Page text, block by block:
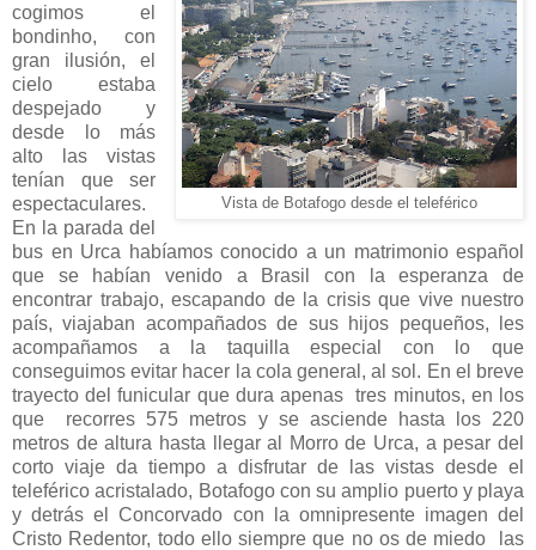
Vista de Botafogo desde el teleférico
cogimos el
bondinho, con
gran ilusión, el
cielo estaba
despejado y
desde lo más
alto las vistas
tenían que ser
espectaculares.
En la parada del
bus en Urca habíamos conocido a un matrimonio español
que se habían venido a Brasil con la esperanza de
encontrar trabajo, escapando de la crisis que vive nuestro
país, viajaban acompañados de sus hijos pequeños, les
acompañamos a la taquilla especial con lo que
conseguimos evitar hacer la cola general, al sol. En el breve
trayecto del funicular que dura apenas tres minutos, en los
que recorres 575 metros y se asciende hasta los 220
metros de altura hasta llegar al Morro de Urca, a pesar del
corto viaje da tiempo a disfrutar de las vistas desde el
teleférico acristalado, Botafogo con su amplio puerto y playa
y detrás el Concorvado con la omnipresente imagen del
Cristo Redentor, todo ello siempre que no os de miedo las